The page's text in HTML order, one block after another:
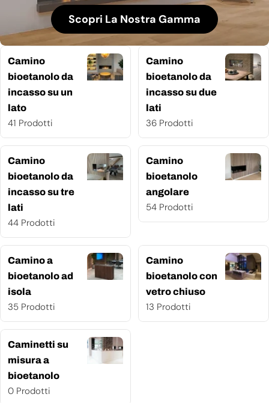
Scopri La Nostra Gamma
Camino
bioetanolo da
incasso su un
lato
41 Prodotti
Camino
bioetanolo da
incasso su due
lati
36 Prodotti
Camino
bioetanolo da
incasso su tre
lati
44 Prodotti
Camino
bioetanolo
angolare
54 Prodotti
Camino a
bioetanolo ad
isola
35 Prodotti
Camino
bioetanolo con
vetro chiuso
13 Prodotti
Caminetti su
misura a
bioetanolo
0 Prodotti